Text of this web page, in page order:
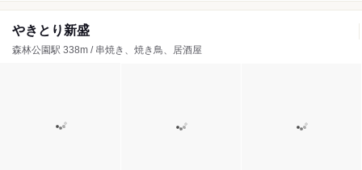
やきとり新盛
森林公園駅 338m / 串焼き、焼き鳥、居酒屋